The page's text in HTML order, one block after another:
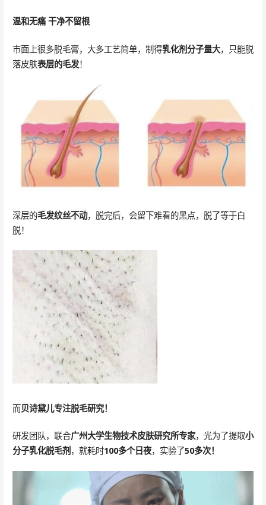
温和无痛 干净不留根
市面上很多脱毛膏，大多工艺简单，制得乳化剂分子量大，只能脱
落皮肤表层的毛发！
深层的毛发纹丝不动，脱完后，会留下难看的黑点，脱了等于白
脱！
而贝诗黛儿专注脱毛研究！
研发团队，联合广州大学生物技术皮肤研究所专家，光为了提取小
分子乳化脱毛剂 ，就耗时100多个日夜，实验了50多次！